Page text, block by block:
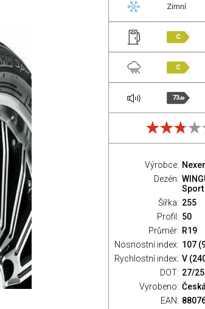
Zimní
C
C
73dB
Výrobce:
Dezén:
Sport
Šířka: 255
Profil: 50
Průměr: R19
Nosnostní index: 107
Rychlostní index: V
DOT: 27/25
Vyrobeno:
EAN: